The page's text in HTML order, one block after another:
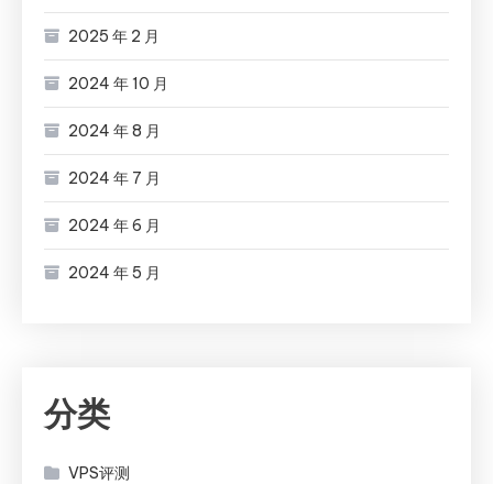
2025 年 2 月
2024 年 10 月
2024 年 8 月
2024 年 7 月
2024 年 6 月
2024 年 5 月
分类
VPS评测